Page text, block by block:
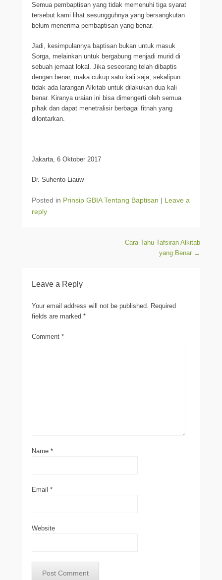
Semua pembaptisan yang tidak memenuhi tiga syarat
tersebut kami lihat sesungguhnya yang bersangkutan
belum menerima pembaptisan yang benar.
Jadi, kesimpulannya baptisan bukan untuk masuk
Sorga, melainkan untuk bergabung menjadi murid di
sebuah jemaat lokal. Jika seseorang telah dibaptis
dengan benar, maka cukup satu kali saja, sekalipun
tidak ada larangan Alkitab untuk dilakukan dua kali
benar. Kiranya uraian ini bisa dimengerti oleh semua
pihak dan dapat menetralisir berbagai fitnah yang
dilontarkan.
Jakarta, 6 Oktober 2017
Dr. Suhento Liauw
Posted in Prinsip GBIA Tentang Baptisan | Leave a
reply
Cara Tahu Tafsiran Alkitab
yang Benar →
Leave a Reply
Your email address will not be published. Required
fields are marked *
Comment *
Name *
Email *
Website